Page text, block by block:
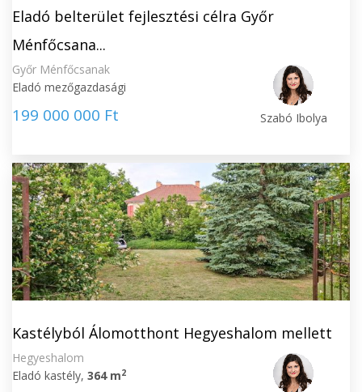
Eladó belterület fejlesztési célra Győr
Ménfőcsana...
Győr Ménfőcsanak
Eladó mezőgazdasági
199 000 000 Ft Szabó Ibolya
Kastélyból Álomotthont Hegyeshalom mellett
Hegyeshalom
Eladó kastély, 364 m2